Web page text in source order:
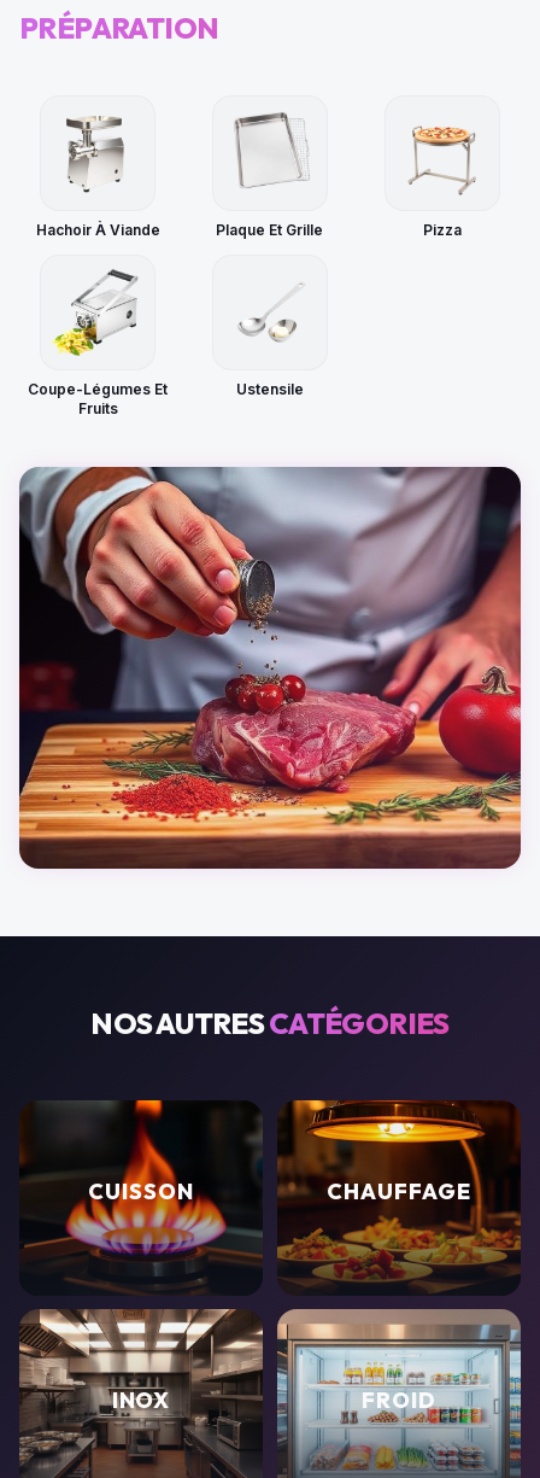
PRÉPARATION
Hachoir À Viande Plaque Et Grille Pizza
Coupe-Légumes Et
Fruits
Ustensile
NOS AUTRESCATÉGORIES
CUISSON CHAUFFAGE
INOX FROID